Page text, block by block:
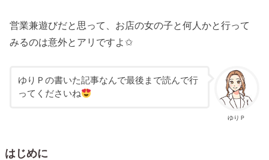
営業兼遊びだと思って、お店の女の子と何人かと行って
みるのは意外とアリですよ✩
ゆりＰ
ゆりＰの書いた記事なんで最後まで読んで行
ってくださいね
はじめに